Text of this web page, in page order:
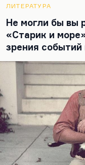
ЛИТЕРАТУРА
Не могли бы вы
«Старик и
зрения событий